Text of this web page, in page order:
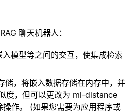
聊天机器人：
模型等之间的交互，使集成检索
储，将嵌入数据存储在内存中，并
度，但可以更改为 ml-distance
作。 (如果您需要为应用程序或